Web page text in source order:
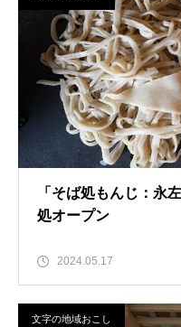
「そば処もんじ：永
処オープン
2024.05.17
文字の地域おこし